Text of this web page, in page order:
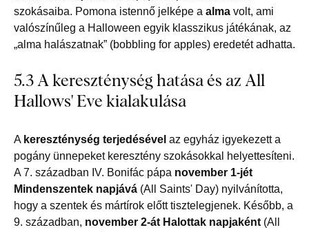
szokásaiba. Pomona istennő jelképe a alma volt, ami
valószínűleg a Halloween egyik klasszikus játékának, az
„alma halászatnak” (bobbling for apples) eredetét adhatta.
5.3 A kereszténység hatása és az All
Hallows' Eve kialakulása
A kereszténység terjedésével az egyház igyekezett a
pogány ünnepeket keresztény szokásokkal helyettesíteni.
A 7. században IV. Bonifác pápa november 1-jét
Mindenszentek napjává (All Saints' Day) nyilvánította,
hogy a szentek és mártírok előtt tisztelegjenek. Később, a
9. században, november 2-át Halottak napjaként(All